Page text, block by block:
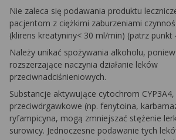
Nie zaleca się podawania produktu
pacjentom z ciężkimi zaburzeniami
(klirens kreatyniny< 30 ml/min) (patrz punkt
Należy unikać spożywania alkoholu,
rozszerzające naczynia działanie leków
przeciwnadciśnieniowych.
Substancje aktywujące cytochrom
przeciwdrgawkowe (np. fenytoina,
ryfampicyna, mogą zmniejszać stężenie
surowicy. Jednoczesne podawanie tych